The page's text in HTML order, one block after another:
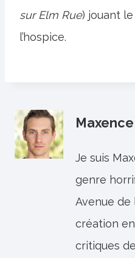
sur Elm Rue) jouant
l’hospice.
Maxence
Je suis
genre
Avenue de
création
critiques